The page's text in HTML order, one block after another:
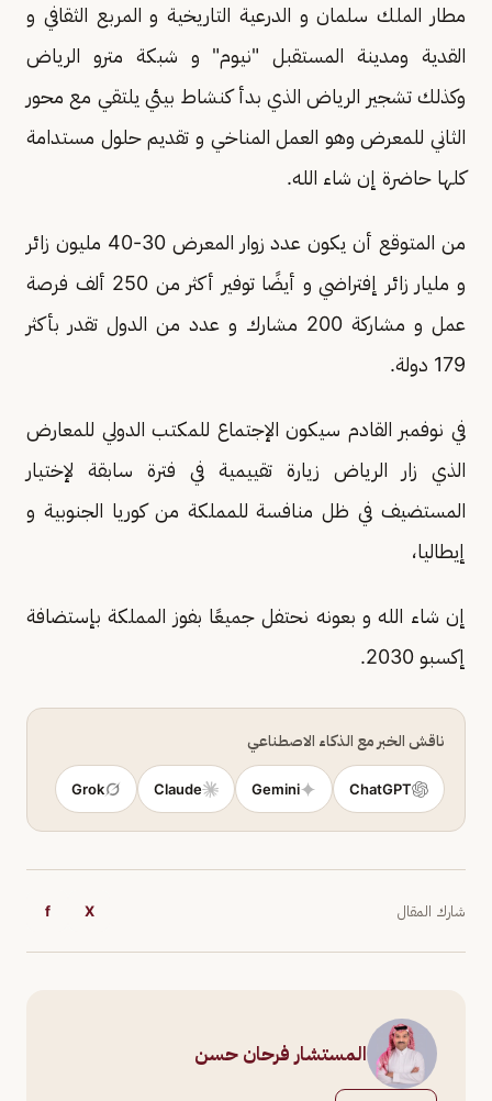
مطار الملك سلمان و الدرعية التاريخية و المربع الثقافي و
القدية ومدينة المستقبل "نيوم" و شبكة مترو الرياض
وكذلك تشجير الرياض الذي بدأ كنشاط بيئي يلتقي مع محور
الثاني للمعرض وهو العمل المناخي و تقديم حلول مستدامة
كلها حاضرة إن شاء الله.
من المتوقع أن يكون عدد زوار المعرض 30-40 مليون زائر
و مليار زائر إفتراضي و أيضًا توفير أكثر من 250 ألف فرصة
عمل و مشاركة 200 مشارك و عدد من الدول تقدر بأكثر
179 دولة.
في نوفمبر القادم سيكون الإجتماع للمكتب الدولي للمعارض
الذي زار الرياض زيارة تقييمية في فترة سابقة لإختيار
المستضيف في ظل منافسة للمملكة من كوريا الجنوبية و
إيطاليا،
إن شاء الله و بعونه نحتفل جميعًا بفوز المملكة بإستضافة
إكسبو 2030.
ناقش الخبر مع الذكاء الاصطناعي
ChatGPT
Gemini
Claude
Grok
شارك المقال X
f
المستشار فرحان حسن